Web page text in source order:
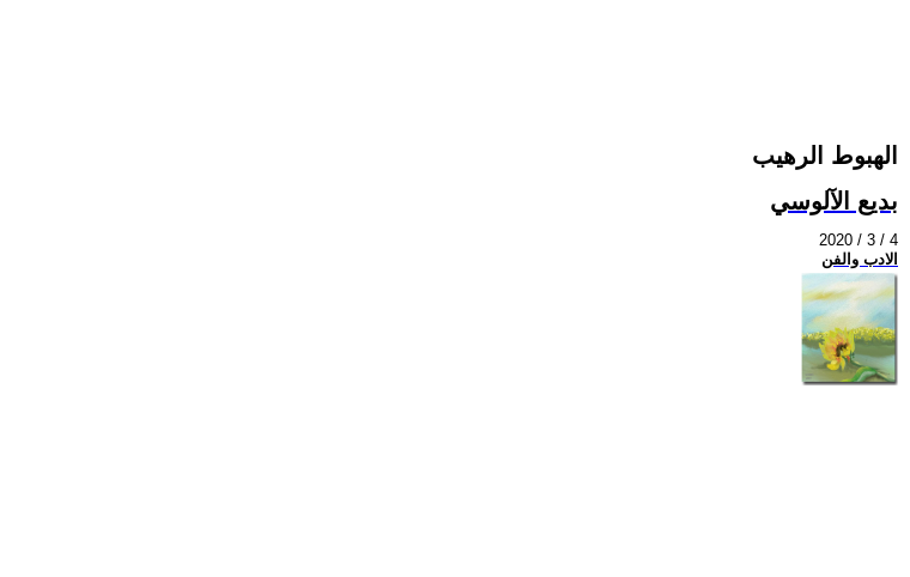
الهبوط الرهيب
بديع الآلوسي
2020 / 3 / 4
الادب والفن